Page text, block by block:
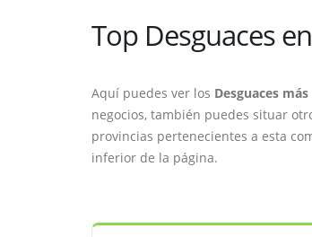
Top Desguaces
Aquí puedes ver los Desguaces
negocios, también puedes situar
provincias pertenecientes a esta
inferior de la página.